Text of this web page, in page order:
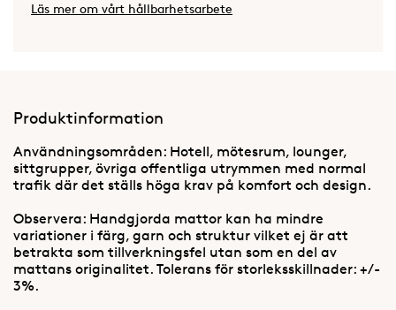
Läs mer om vårt hållbarhetsarbete
Produktinformation
Användningsområden: Hotell, mötesrum, lounger,
sittgrupper, övriga offentliga utrymmen med normal
trafik där det ställs höga krav på komfort och design.
Observera: Handgjorda mattor kan ha mindre
variationer i färg, garn och struktur vilket ej är att
betrakta som tillverkningsfel utan som en del av
mattans originalitet. Tolerans för storleksskillnader: +/-
3%.